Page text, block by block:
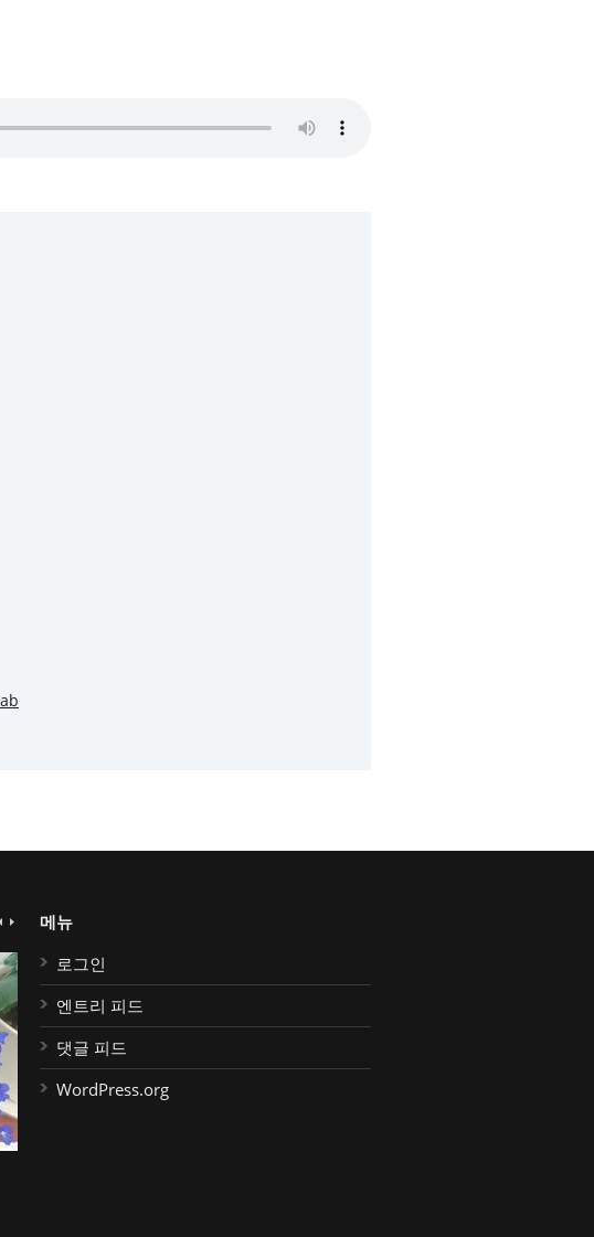
메뉴
로그인
엔트리 피드
댓글 피드
WordPress.org